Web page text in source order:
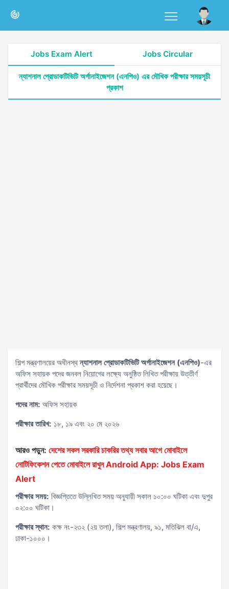
Jobs Exam Alert Jobs Circular
ন্যাশনাল প্রোডাকটিভিটি অর্গানাইজেশন (এনপিও) এর মৌখিক পরীক্ষার সময়সূচী
প্রকাশ
শিল্প মন্ত্রণালয়ের অধীনস্থন্যাশনাল প্রোডাকটিভিটি অর্গানাইজেশন (এনপিও)-এর
অফিস সহায়ক পদের জনবল নিয়োগের লক্ষ্যে অনুষ্ঠিত লিখিত পরীক্ষায় উত্তীর্ণ
প্রার্থীদের মৌখিক পরীক্ষার সময়সূচী ও নির্দেশনা প্রকাশ করা হয়েছে।
পদের নাম: অফিস সহায়ক
পরীক্ষার তারিখ: ১৮, ১৯ এবং ২০ মে ২০২৬
আরও পড়ুন: দেশের সকল সরকারি চাকরির তথ্য সবার আগে মোবাইলে
নোটিফিকেশন পেতে মোবাইলে রাখুন Android App: Jobs Exam
Alert
পরীক্ষার সময়: বিজ্ঞপ্তিতে উল্লিখিত সময় অনুযায়ী সকাল ১০:০০ ঘটিকা এবং দুপুর
০২:০০ ঘটিকা।
পরীক্ষার স্থান: কক্ষ নং-২৩২ (২য় তলা), শিল্প মন্ত্রণালয়, ৯১, মতিঝিল বা/এ,
ঢাকা-১০০০।